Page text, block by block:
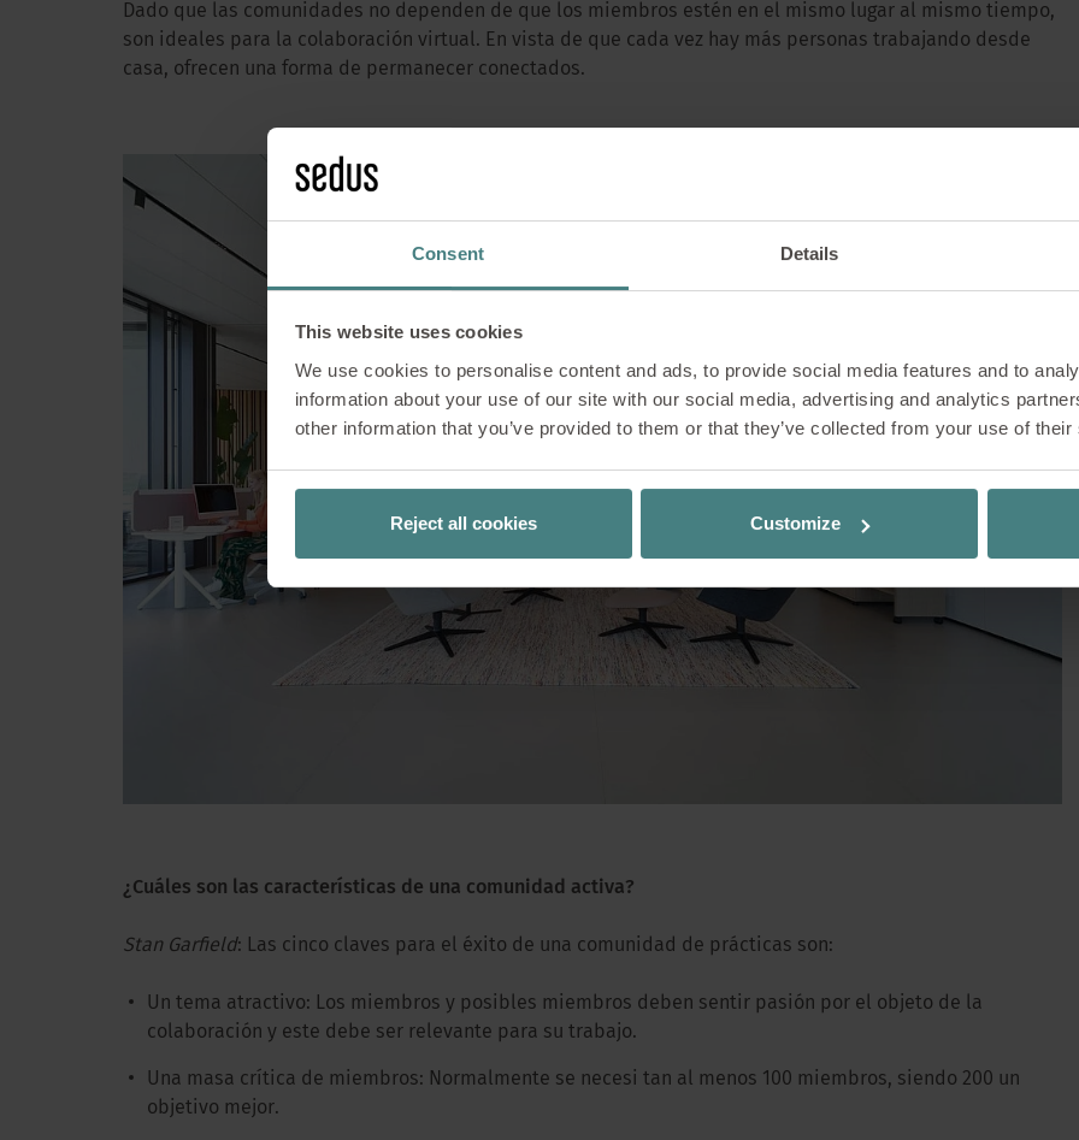
Consent Details
This website uses cookies
We use cookies to personalise content and ads, to provide social media features and to
information about your use of our site with our social media, advertising and analytics
other information that you’ve provided to them or that they’ve collected from your use of
Reject all cookies Customize
SOLUCIONES |20/08/2024
La gestión de comunidades –
con Stan Garfield
Stan Garfield, residente en Northville, Michigan, es autor,
desde hace 25 años en el campo de la gestión del
Community Management: A Guide to Leading Communities of
2020) es su libro más reciente. En esta entrevista, publicada en el
Dado que las comunidades no dependen de que los miembros estén en el mismo lugar al mismo tiempo,
son ideales para la colaboración virtual. En vista de que cada vez hay más personas trabajando desde
casa, ofrecen una forma de permanecer conectados.
¿Cuáles son las características de una comunidad activa?
Stan Garfield: Las cinco claves para el éxito de una comunidad de prácticas son:
Un tema atractivo: Los miembros y posibles miembros deben sentir pasión por el objeto de la
colaboración y este debe ser relevante para su trabajo.
Una masa crítica de miembros: Normalmente se necesi tan al menos 100 miembros, siendo 200 un
objetivo mejor.